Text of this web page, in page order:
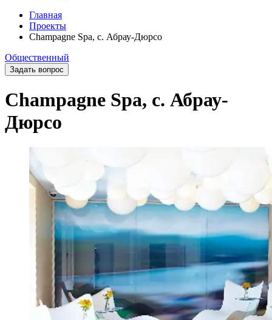
Главная
Проекты
Champagne Spa, с. Абрау-Дюрсо
Общественный
Задать вопрос
Champagne Spa, с. Абрау-
Дюрсо